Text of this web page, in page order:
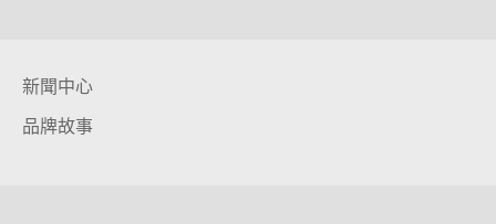
新聞中心
品牌故事